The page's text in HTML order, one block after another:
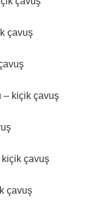
çavuş
– kiçik çavuş
çavuş
çavuş